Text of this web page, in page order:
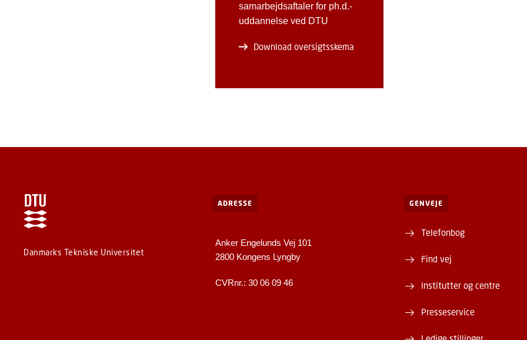
samarbejdsaftaler for ph.d.-
uddannelse ved DTU
Download oversigtsskema
Danmarks Tekniske Universitet
ADRESSE
Anker Engelunds Vej 101
2800 Kongens Lyngby
CVRnr.: 30 06 09 46
GENVEJE
Telefonbog
Find vej
Institutter og centre
Presseservice